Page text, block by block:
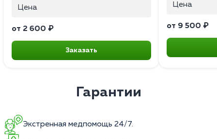
Цена
от 2 600 ₽
Заказать
Цена
от 9 500 ₽
Гарантии
Экстренная медпомощь 24/7.